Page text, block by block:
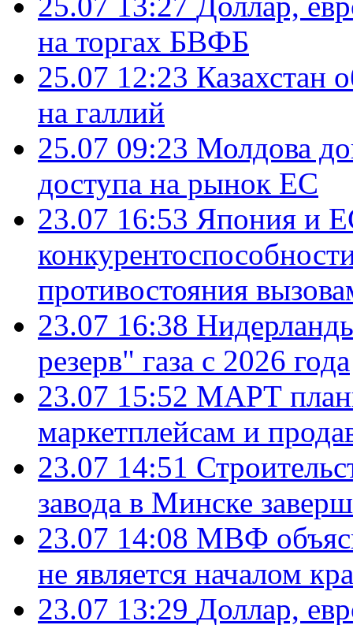
на торгах БВФБ
25.07 12:23 Казахстан
на галлий
25.07 09:23 Молдова
доступа на рынок ЕС
23.07 16:53 Япония и
противостояния
23.07 16:38
резерв" газа с 2026 года
23.07 15:52 МАРТ
маркетплейсам и
23.07 14:51
завода в Минске
23.07 14:08 МВФ
не является началом
23.07 13:29 Доллар,